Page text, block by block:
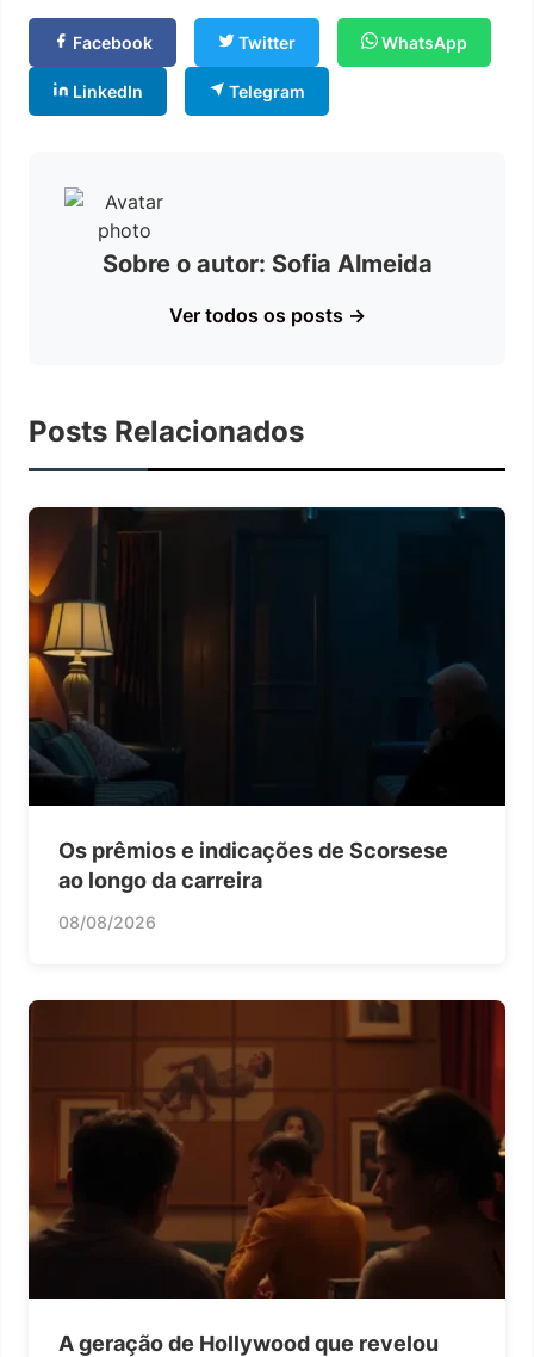
Facebook Twitter WhatsApp
LinkedIn Telegram
Sobre o autor: Sofia Almeida
Ver todos os posts →
Posts Relacionados
Os prêmios e indicações de Scorsese
ao longo da carreira
08/08/2026
A geração de Hollywood que revelou